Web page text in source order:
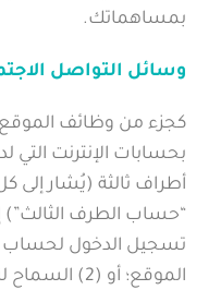
بمساهماتك.
وسائل التواصل
كجزء من وظائف
بحسابات الإنترنت
أطراف ثالثة (يُشار إلى
تسجيل الدخول لحساب
الموقع؛ أو